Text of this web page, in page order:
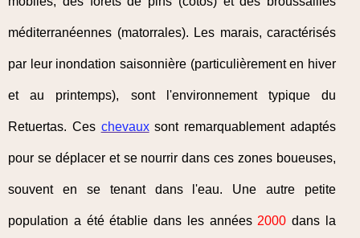
méditerranéennes (matorrales). Les marais, caractérisés
par leur inondation saisonnière (particulièrement en hiver
et au printemps), sont l'environnement typique du
Retuertas. Ces chevauxsont remarquablement adaptés
pour se déplacer et se nourrir dans ces zones boueuses,
souvent en se tenant dans l'eau. Une autre petite
population a été établie dans les années 2000 dans la